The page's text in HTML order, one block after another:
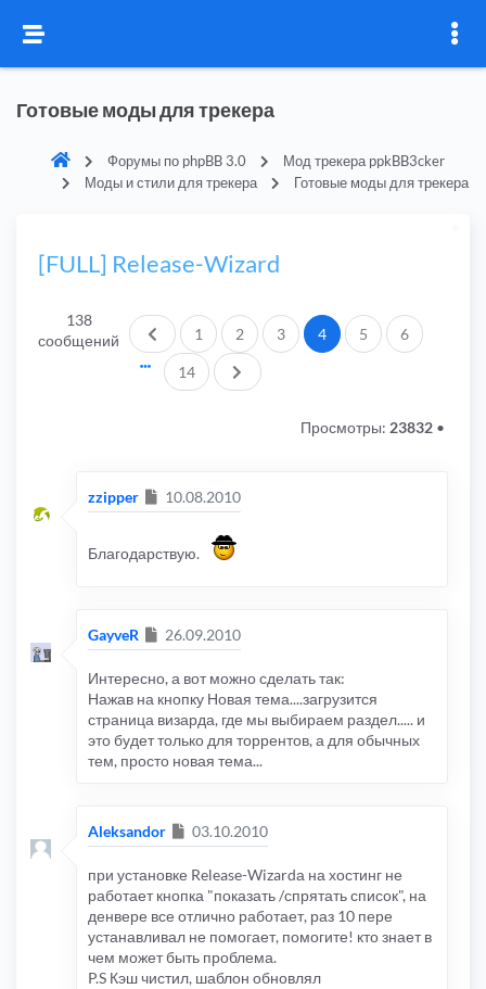
Готовые моды для трекера
Форумы по phpBB 3.0
Мод трекера ppkBB3cker
Моды и стили для трекера
Готовые моды для трекера
[FULL] Release-Wizard
138
сообщений
Пред.
1 2 3 4 5 6
14 След.
Просмотры: 23832 •
zzipper Сообщение
10.08.2010
Благодарствую.
GayveR Сообщение
26.09.2010
Интересно, а вот можно сделать так:
Нажав на кнопку Новая тема....загрузится
страница визарда, где мы выбираем раздел..... и
это будет только для торрентов, а для обычных
тем, просто новая тема...
Aleksandor Сообщение
03.10.2010
при установке Release-Wizardа на хостинг не
работает кнопка "показать /спрятать список", на
денвере все отлично работает, раз 10 пере
устанавливал не помогает, помогите! кто знает в
чем может быть проблема.
P.S Кэш чистил, шаблон обновлял